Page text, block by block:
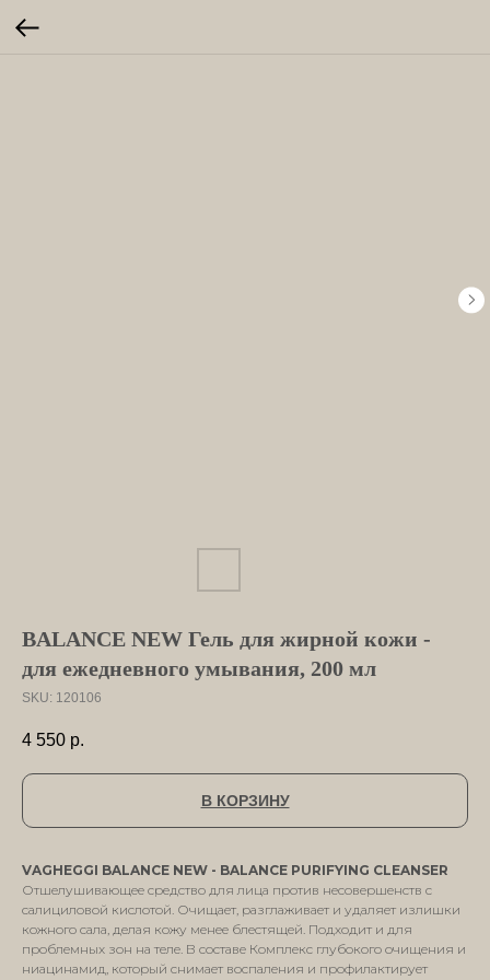
BALANCE NEW Гель для жирной кожи -
для ежедневного умывания, 200 мл
SKU: 120106
4 550 р.
В КОРЗИНУ
VAGHEGGI BALANCE NEW - BALANCE PURIFYING CLEANSER
Отшелушивающее средство для лица против несовершенств с
салициловой кислотой. Очищает, разглаживает и удаляет излишки
кожного сала, делая кожу менее блестящей. Подходит и для
проблемных зон на теле. В составе Комплекс глубокого очищения и
ниацинамид, который снимает воспаления и профилактирует